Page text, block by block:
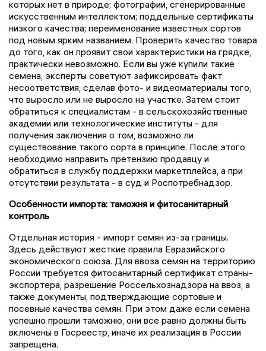
которых нет в природе; фотографии, сгенерированные
искусственным интеллектом; поддельные сертификаты
низкого качества; переименование известных сортов
под новым ярким названием. Проверить качество товара
до того, как он проявит свои характеристики на грядке,
практически невозможно. Если вы уже купили такие
семена, эксперты советуют зафиксировать факт
несоответствия, сделав фото- и видеоматериалы того,
что выросло или не выросло на участке. Затем стоит
обратиться к специалистам - в сельскохозяйственные
академии или технологические институты - для
получения заключения о том, возможно ли
существование такого сорта в принципе. После этого
необходимо направить претензию продавцу и
обратиться в службу поддержки маркетплейса, а при
отсутствии результата - в суд и Роспотребнадзор.
Особенности импорта: таможня и фитосанитарный
контроль
Отдельная история - импорт семян из-за границы.
Здесь действуют жесткие правила Евразийского
экономического союза. Для ввоза семян на территорию
России требуется фитосанитарный сертификат страны-
экспортера, разрешение Россельхознадзора на ввоз, а
также документы, подтверждающие сортовые и
посевные качества семян. При этом даже если семена
успешно прошли таможню, они все равно должны быть
включены в Госреестр, иначе их реализация в России
запрещена.